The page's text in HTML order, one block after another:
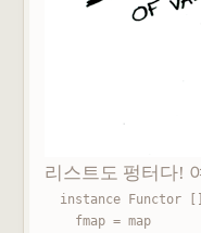
리스트도 펑터다!
instance Functor
    fmap = map